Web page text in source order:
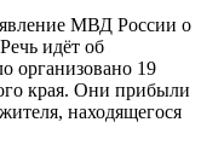
МВД России о
идёт об
организовано 19
края. Они прибыли
находящегося